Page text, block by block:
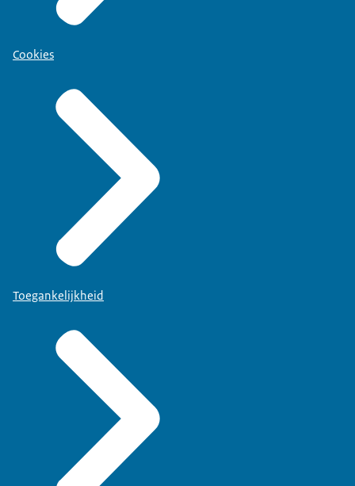
Cookies
Toegankelijkheid